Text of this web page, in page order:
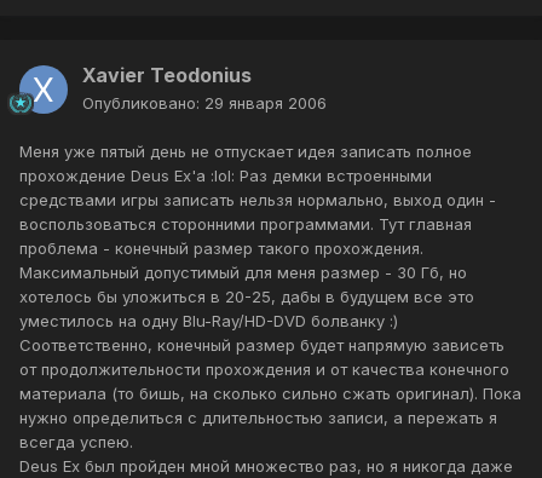
Xavier Teodonius
Опубликовано: 29 января 2006
Меня уже пятый день не отпускает идея записать полное
прохождение Deus Ex'а :lol: Раз демки встроенными
средствами игры записать нельзя нормально, выход один -
воспользоваться сторонними программами. Тут главная
проблема - конечный размер такого прохождения.
Максимальный допустимый для меня размер - 30 Гб, но
хотелось бы уложиться в 20-25, дабы в будущем все это
уместилось на одну Blu-Ray/HD-DVD болванку :)
Соответственно, конечный размер будет напрямую зависеть
от продолжительности прохождения и от качества конечного
материала (то бишь, на сколько сильно сжать оригинал). Пока
нужно определиться с длительностью записи, а пережать я
всегда успею.
Deus Ex был пройден мной множество раз, но я никогда даже